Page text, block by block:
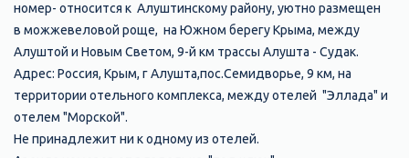
номер- относится к Алуштинскому району, уютно размещен
в можжевеловой роще, на Южном берегу Крыма, между
Алуштой и Новым Светом, 9-й км трассы Алушта - Судак.
Адрес: Россия, Крым, г Алушта,пос.Семидворье, 9 км, на
территории отельного комплекса, между отелей "Эллада" и
отелем "Морской".
Не принадлежит ни к одному из отелей.